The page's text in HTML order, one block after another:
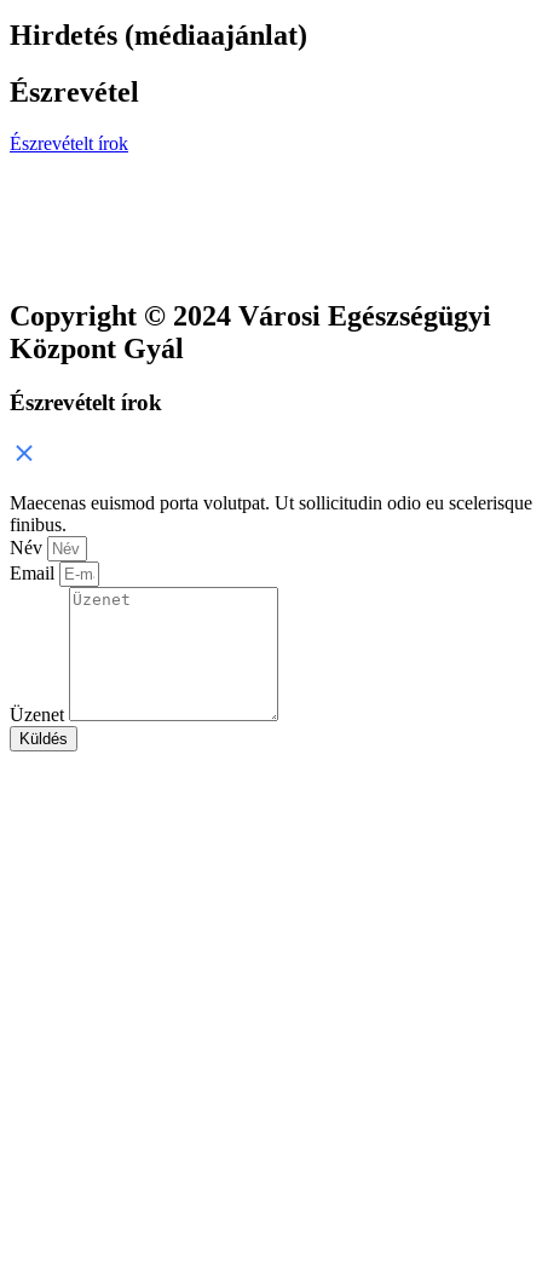
Hirdetés (médiaajánlat)
Észrevétel
Észrevételt írok
Copyright © 2024 Városi Egészségügyi
Központ Gyál
Észrevételt írok
Maecenas euismod porta volutpat. Ut sollicitudin odio eu scelerisque
finibus.
Név
Email
Üzenet
Küldés